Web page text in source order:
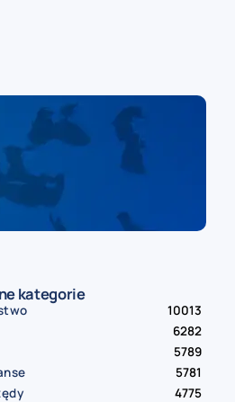
kategorie
10013
6282
5789
5781
4775